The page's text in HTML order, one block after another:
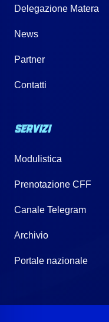
Delegazione Matera
News
Partner
Contatti
SERVIZI
Modulistica
Prenotazione CFF
Canale Telegram
Archivio
Portale nazionale